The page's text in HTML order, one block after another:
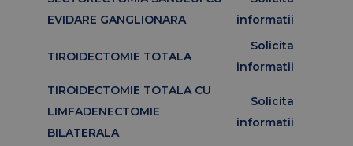
EVIDARE GANGLIONARA
informatii
TIROIDECTOMIE TOTALA
Solicita
informatii
TIROIDECTOMIE TOTALA CU
LIMFADENECTOMIE
BILATERALA
Solicita
informatii